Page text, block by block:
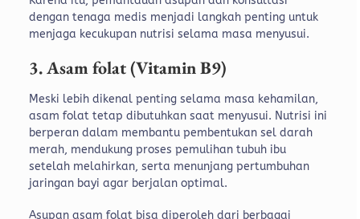
dengan tenaga medis menjadi langkah penting untuk
menjaga kecukupan nutrisi selama masa menyusui.
3. Asam folat (Vitamin B9)
Meski lebih dikenal penting selama masa kehamilan,
asam folat tetap dibutuhkan saat menyusui. Nutrisi ini
berperan dalam membantu pembentukan sel darah
merah, mendukung proses pemulihan tubuh ibu
setelah melahirkan, serta menunjang pertumbuhan
jaringan bayi agar berjalan optimal.
Asupan asam folat bisa diperoleh dari berbagai